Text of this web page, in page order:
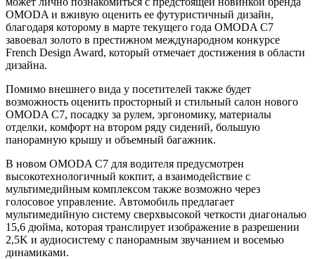
OMODA и вживую оценить ее футуристичный дизайн,
благодаря которому в марте текущего года OMODA C7
завоевал золото в престижном международном конкурсе
French Design Award, который отмечает достижения в области
дизайна.
Помимо внешнего вида у посетителей также будет
возможность оценить просторный и стильный салон нового
OMODA С7, посадку за рулем, эргономику, материалы
отделки, комфорт на втором ряду сидений, большую
панорамную крышу и объемный багажник.
В новом OMODA C7 для водителя предусмотрен
высокотехнологичный кокпит, а взаимодействие с
мультимедийным комплексом также возможно через
голосовое управление. Автомобиль предлагает
мультимедийную систему сверхвысокой четкости диагональю
15,6 дюйма, которая транслирует изображение в разрешении
2,5K и аудиосистему с панорамным звучанием и восемью
динамиками.